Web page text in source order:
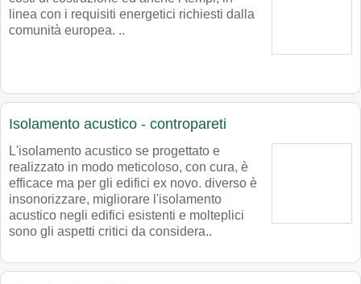
linea con i requisiti energetici richiesti dalla
comunità europea. ..
Isolamento acustico - contropareti
L'isolamento acustico se progettato e
realizzato in modo meticoloso, con cura, è
efficace ma per gli edifici ex novo. diverso è
insonorizzare, migliorare l'isolamento
acustico negli edifici esistenti e molteplici
sono gli aspetti critici da considera..